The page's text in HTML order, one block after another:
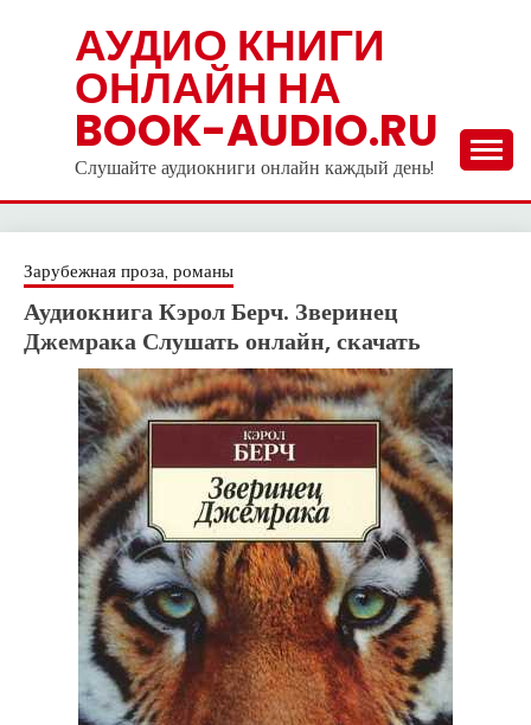
АУДИО КНИГИ
ОНЛАЙН НА
BOOK-AUDIO.RU
Слушайте аудиокниги онлайн каждый день!
Зарубежная проза, романы
Аудиокнига Кэрол Берч. Зверинец
Джемрака Слушать онлайн, скачать